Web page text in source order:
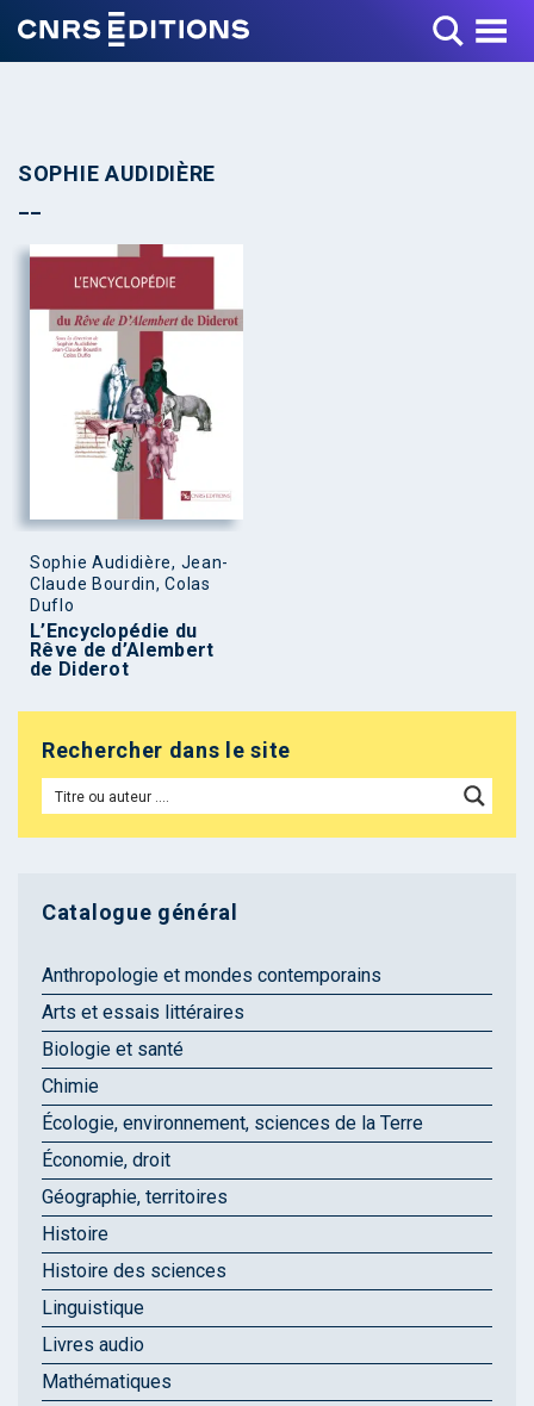
Toggle Menu
SOPHIE AUDIDIÈRE
Sophie Audidière, Jean-
Claude Bourdin, Colas
Duflo
L’Encyclopédie du
Rêve de d’Alembert
de Diderot
Rechercher dans le site
Catalogue général
Anthropologie et mondes contemporains
Arts et essais littéraires
Biologie et santé
Chimie
Écologie, environnement, sciences de la Terre
Économie, droit
Géographie, territoires
Histoire
Histoire des sciences
Linguistique
Livres audio
Mathématiques